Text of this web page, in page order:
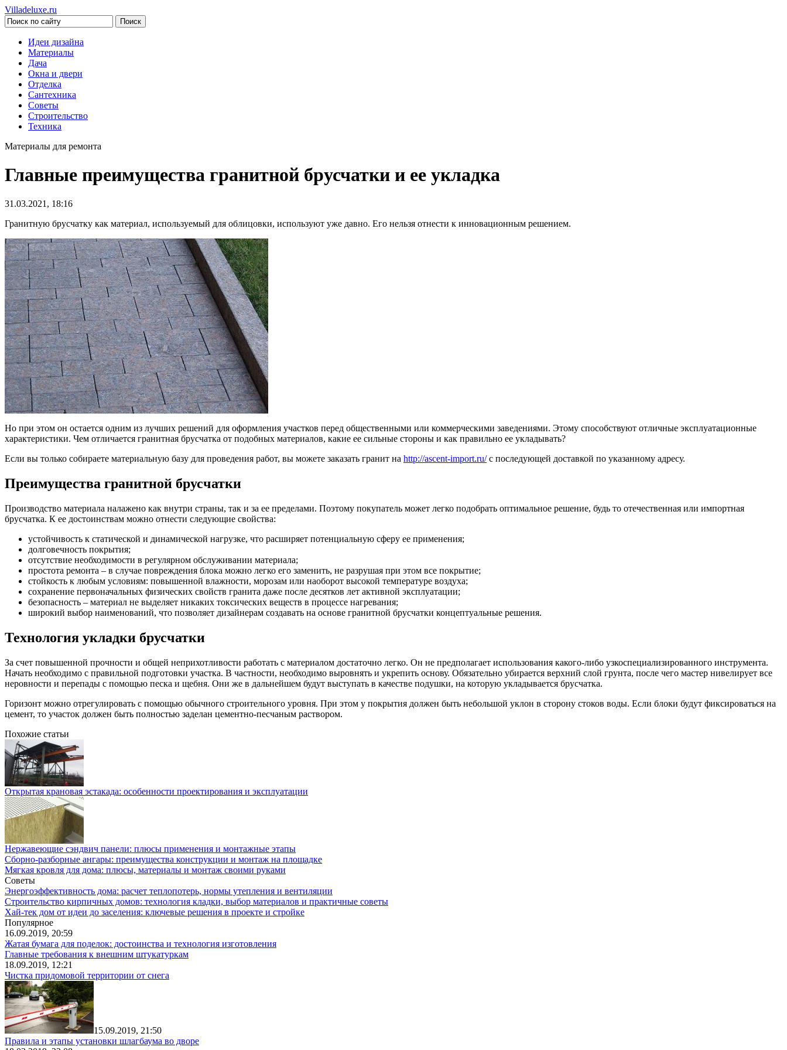
Villadeluxe.ru
Идеи дизайна
Материалы
Дача
Окна и двери
Отделка
Сантехника
Советы
Строительство
Техника
Материалы для ремонта
Главные преимущества гранитной брусчатки и ее укладка
31.03.2021, 18:16
Гранитную брусчатку как материал, используемый для облицовки, используют уже давно. Его нельзя отнести к инновационным решением.
Но при этом он остается одним из лучших решений для оформления участков перед общественными или коммерческими заведениями. Этому способствуют отличные эксплуатационные
характеристики. Чем отличается гранитная брусчатка от подобных материалов, какие ее сильные стороны и как правильно ее укладывать?
Если вы только собираете материальную базу для проведения работ, вы можете заказать гранит на http://ascent-import.ru/с последующей доставкой по указанному адресу.
Преимущества гранитной брусчатки
Производство материала налажено как внутри страны, так и за ее пределами. Поэтому покупатель может легко подобрать оптимальное решение, будь то отечественная или импортная
брусчатка. К ее достоинствам можно отнести следующие свойства:
устойчивость к статической и динамической нагрузке, что расширяет потенциальную сферу ее применения;
долговечность покрытия;
отсутствие необходимости в регулярном обслуживании материала;
простота ремонта – в случае повреждения блока можно легко его заменить, не разрушая при этом все покрытие;
стойкость к любым условиям: повышенной влажности, морозам или наоборот высокой температуре воздуха;
сохранение первоначальных физических свойств гранита даже после десятков лет активной эксплуатации;
безопасность – материал не выделяет никаких токсических веществ в процессе нагревания;
широкий выбор наименований, что позволяет дизайнерам создавать на основе гранитной брусчатки концептуальные решения.
Технология укладки брусчатки
За счет повышенной прочности и общей неприхотливости работать с материалом достаточно легко. Он не предполагает использования какого-либо узкоспециализированного инструмента.
Начать необходимо с правильной подготовки участка. В частности, необходимо выровнять и укрепить основу. Обязательно убирается верхний слой грунта, после чего мастер нивелирует все
неровности и перепады с помощью песка и щебня. Они же в дальнейшем будут выступать в качестве подушки, на которую укладывается брусчатка.
Горизонт можно отрегулировать с помощью обычного строительного уровня. При этом у покрытия должен быть небольшой уклон в сторону стоков воды. Если блоки будут фиксироваться на
цемент, то участок должен быть полностью заделан цементно-песчаным раствором.
Похожие статьи
Открытая крановая эстакада: особенности проектирования и эксплуатации
Нержавеющие сэндвич панели: плюсы применения и монтажные этапы
Сборно-разборные ангары: преимущества конструкции и монтаж на площадке
Мягкая кровля для дома: плюсы, материалы и монтаж своими руками
Советы
Энергоэффективность дома: расчет теплопотерь, нормы утепления и вентиляции
Строительство кирпичных домов: технология кладки, выбор материалов и практичные советы
Хай-тек дом от идеи до заселения: ключевые решения в проекте и стройке
Популярное
16.09.2019, 20:59
Жатая бумага для поделок: достоинства и технология изготовления
Главные требования к внешним штукатуркам
18.09.2019, 12:21
Чистка придомовой территории от снега
15.09.2019, 21:50
Правила и этапы установки шлагбаума во дворе